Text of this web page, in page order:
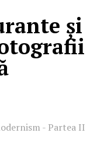
și
- Partea II